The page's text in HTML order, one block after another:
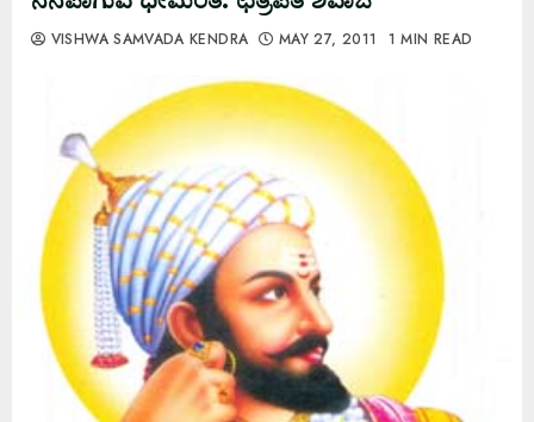
VISHWA SAMVADA KENDRA MAY 27, 2011 1 MIN READ